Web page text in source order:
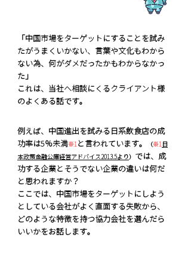
「中国市場をターゲットにすることを試み
たがうまくいかない、言葉や文化もわから
ない為、何がダメだったかもわからなかっ
た」
これは、当社へ相談にくるクライアント様
のよくある話です。
例えば、中国進出を試みる日系飲食店の成
功率は5％未満※1と言われています。 （※1日
本政策金融公庫経営アドバイス2013.5より） では、成
功する企業とそうでない企業の違いは何だ
と思われますか？
ここでは、中国市場をターゲットにしよう
としている会社がよく直面する失敗から、
どのような特徴を持つ協力会社を選んだら
いいかをお話します。